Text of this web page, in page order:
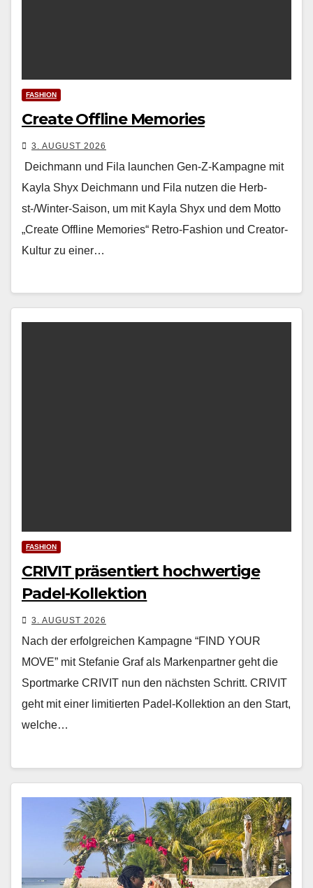
FASHION
Create Offline Memories
3. AUGUST 2026
Deichmann und Fila launchen Gen-Z-Kampagne mit
Kayla Shyx Deich­mann und Fila nutzen die Herb­
st-/Win­ter-Sai­son, um mit Kay­la Shyx und dem Mot­to
„Cre­ate Offline Mem­o­ries“ Retro-Fash­ion und Cre­ator-
Kul­tur zu ein­er…
FASHION
CRIVIT präsentiert hochwertige
Padel-Kollektion
3. AUGUST 2026
Nach der erfol­gre­ichen Kam­pagne “FIND YOUR
MOVE” mit Ste­fanie Graf als Marken­part­ner geht die
Sport­marke CRIVIT nun den näch­sten Schritt. CRIVIT
geht mit ein­er lim­i­tierten Padel-Kollek­tion an den Start,
welche…